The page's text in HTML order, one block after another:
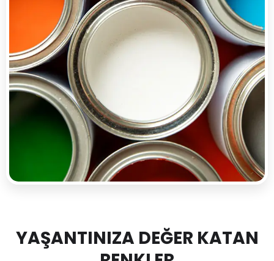
YAŞANTINIZA DEĞER KATAN